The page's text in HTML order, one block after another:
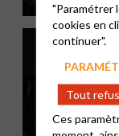
"Paramétrer
cookies en
continuer".
Tout
Ces